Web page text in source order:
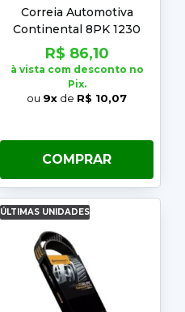
Correia Automotiva
Continental 8PK 1230
R$ 86,10
à vista com desconto no
Pix.
ou 9x de R$ 10,07
COMPRAR
ÚLTIMAS UNIDADES